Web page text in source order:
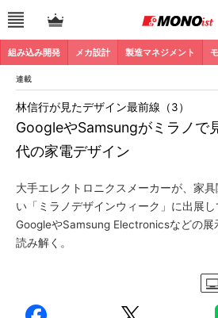
組み込み開発 メカ設計 製造マネジメント
連載
GoogleやSamsungがミラノで
代の家電デザイン
林信行が見たデザイン最前線（3）
大手エレクトロニクスメーカーが、家
い「ミラノデザインウィーク」に出展
GoogleやSamsung Electronicsなどの展
読み解く。